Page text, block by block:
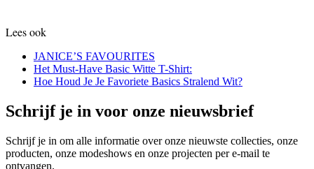
Lees ook
JANICE’S FAVOURITES
Het Must-Have Basic Witte T-Shirt:
Hoe Houd Je Je Favoriete Basics Stralend Wit?
Schrijf je in voor onze nieuwsbrief
Schrijf je in om alle informatie over onze nieuwste collecties, onze
producten, onze modeshows en onze projecten per e-mail te
ontvangen.